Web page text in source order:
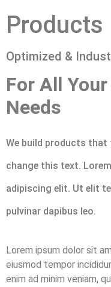
Products
Optimized &
For All
Needs
We build products
change this text.
adipiscing elit. Ut elit
pulvinar dapibus leo.
Lorem ipsum dolor sit
eiusmod tempor
enim ad minim veniam,